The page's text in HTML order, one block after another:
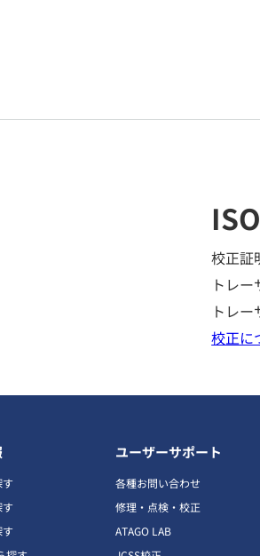
校正証
トレ
トレ
校正に
す
ユーザーサポート
各種お問い合わせ
修理・点検・校正
ATAGO LAB